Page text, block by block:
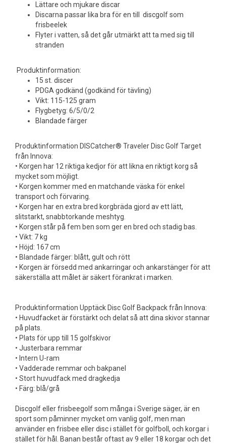
Lättare och mjukare discar
Discarna passar lika bra för en till discgolf som
frisbeelek
Flyter i vatten, så det går utmärkt att ta med sig till
stranden
Produktinformation:
15 st. discer
PDGA godkänd (godkänd för tävling)
Vikt: 115-125 gram
Flygbetyg: 6/5/0/2
Blandade färger
Produktinformation DISCatcher® Traveler Disc Golf Target
från Innova:
• Korgen har 12 riktiga kedjor för att likna en riktigt korg så
mycket som möjligt.
• Korgen kommer med en matchande väska för enkel
transport och förvaring.
• Korgen har en extra bred korgbräda gjord av ett lätt,
slitstarkt, snabbtorkande meshtyg.
• Korgen står på fem ben som ger en bred och stadig bas.
• Vikt: 7 kg
• Höjd: 167 cm
• Blandade färger: blått, gult och rött
• Korgen är försedd med ankarringar och ankarstänger för att
säkerställa att målet är säkert förankrat i marken.
Produktinformation Upptäck Disc Golf Backpack från Innova:
• Huvudfacket är förstärkt och delat så att dina skivor stannar
på plats.
• Plats för upp till 15 golfskivor
• Justerbara remmar
• Intern U-ram
• Vadderade remmar och bakpanel
• Stort huvudfack med dragkedja
• Färg: blå/grå
Discgolf eller frisbeegolf som många i Sverige säger, är en
sport som påminner mycket om vanlig golf, men man
använder en frisbee eller disc i stället för golfboll, och korgar i
stället för hål. Banan består oftast av 9 eller 18 korgar och det